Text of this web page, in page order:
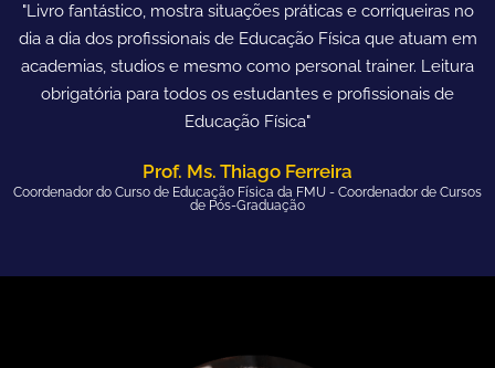
"Livro fantástico, mostra situações práticas e corriqueiras no
dia a dia dos profissionais de Educação Física que atuam em
academias, studios e mesmo como personal trainer. Leitura
obrigatória para todos os estudantes e profissionais de
Educação Física"
Prof. Ms. Thiago Ferreira
Coordenador do Curso de Educação Física da FMU - Coordenador de Cursos
de Pós-Graduação